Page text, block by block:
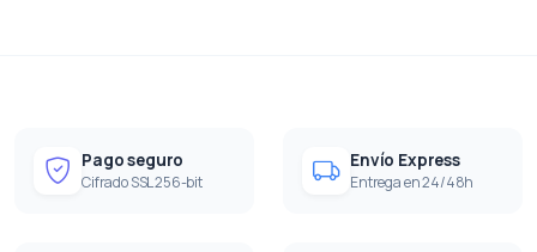
Pago seguro
Cifrado SSL 256-bit
Envío Express
Entrega en 24/48h